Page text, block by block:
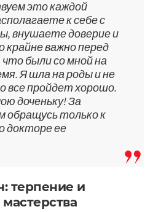
это каждой
к себе с
внушаете доверие и
крайне важно перед
были со мной на
Я шла на роды и не
все пройдет хорошо.
доченьку! За
обращусь только к
докторе ее
терпение и